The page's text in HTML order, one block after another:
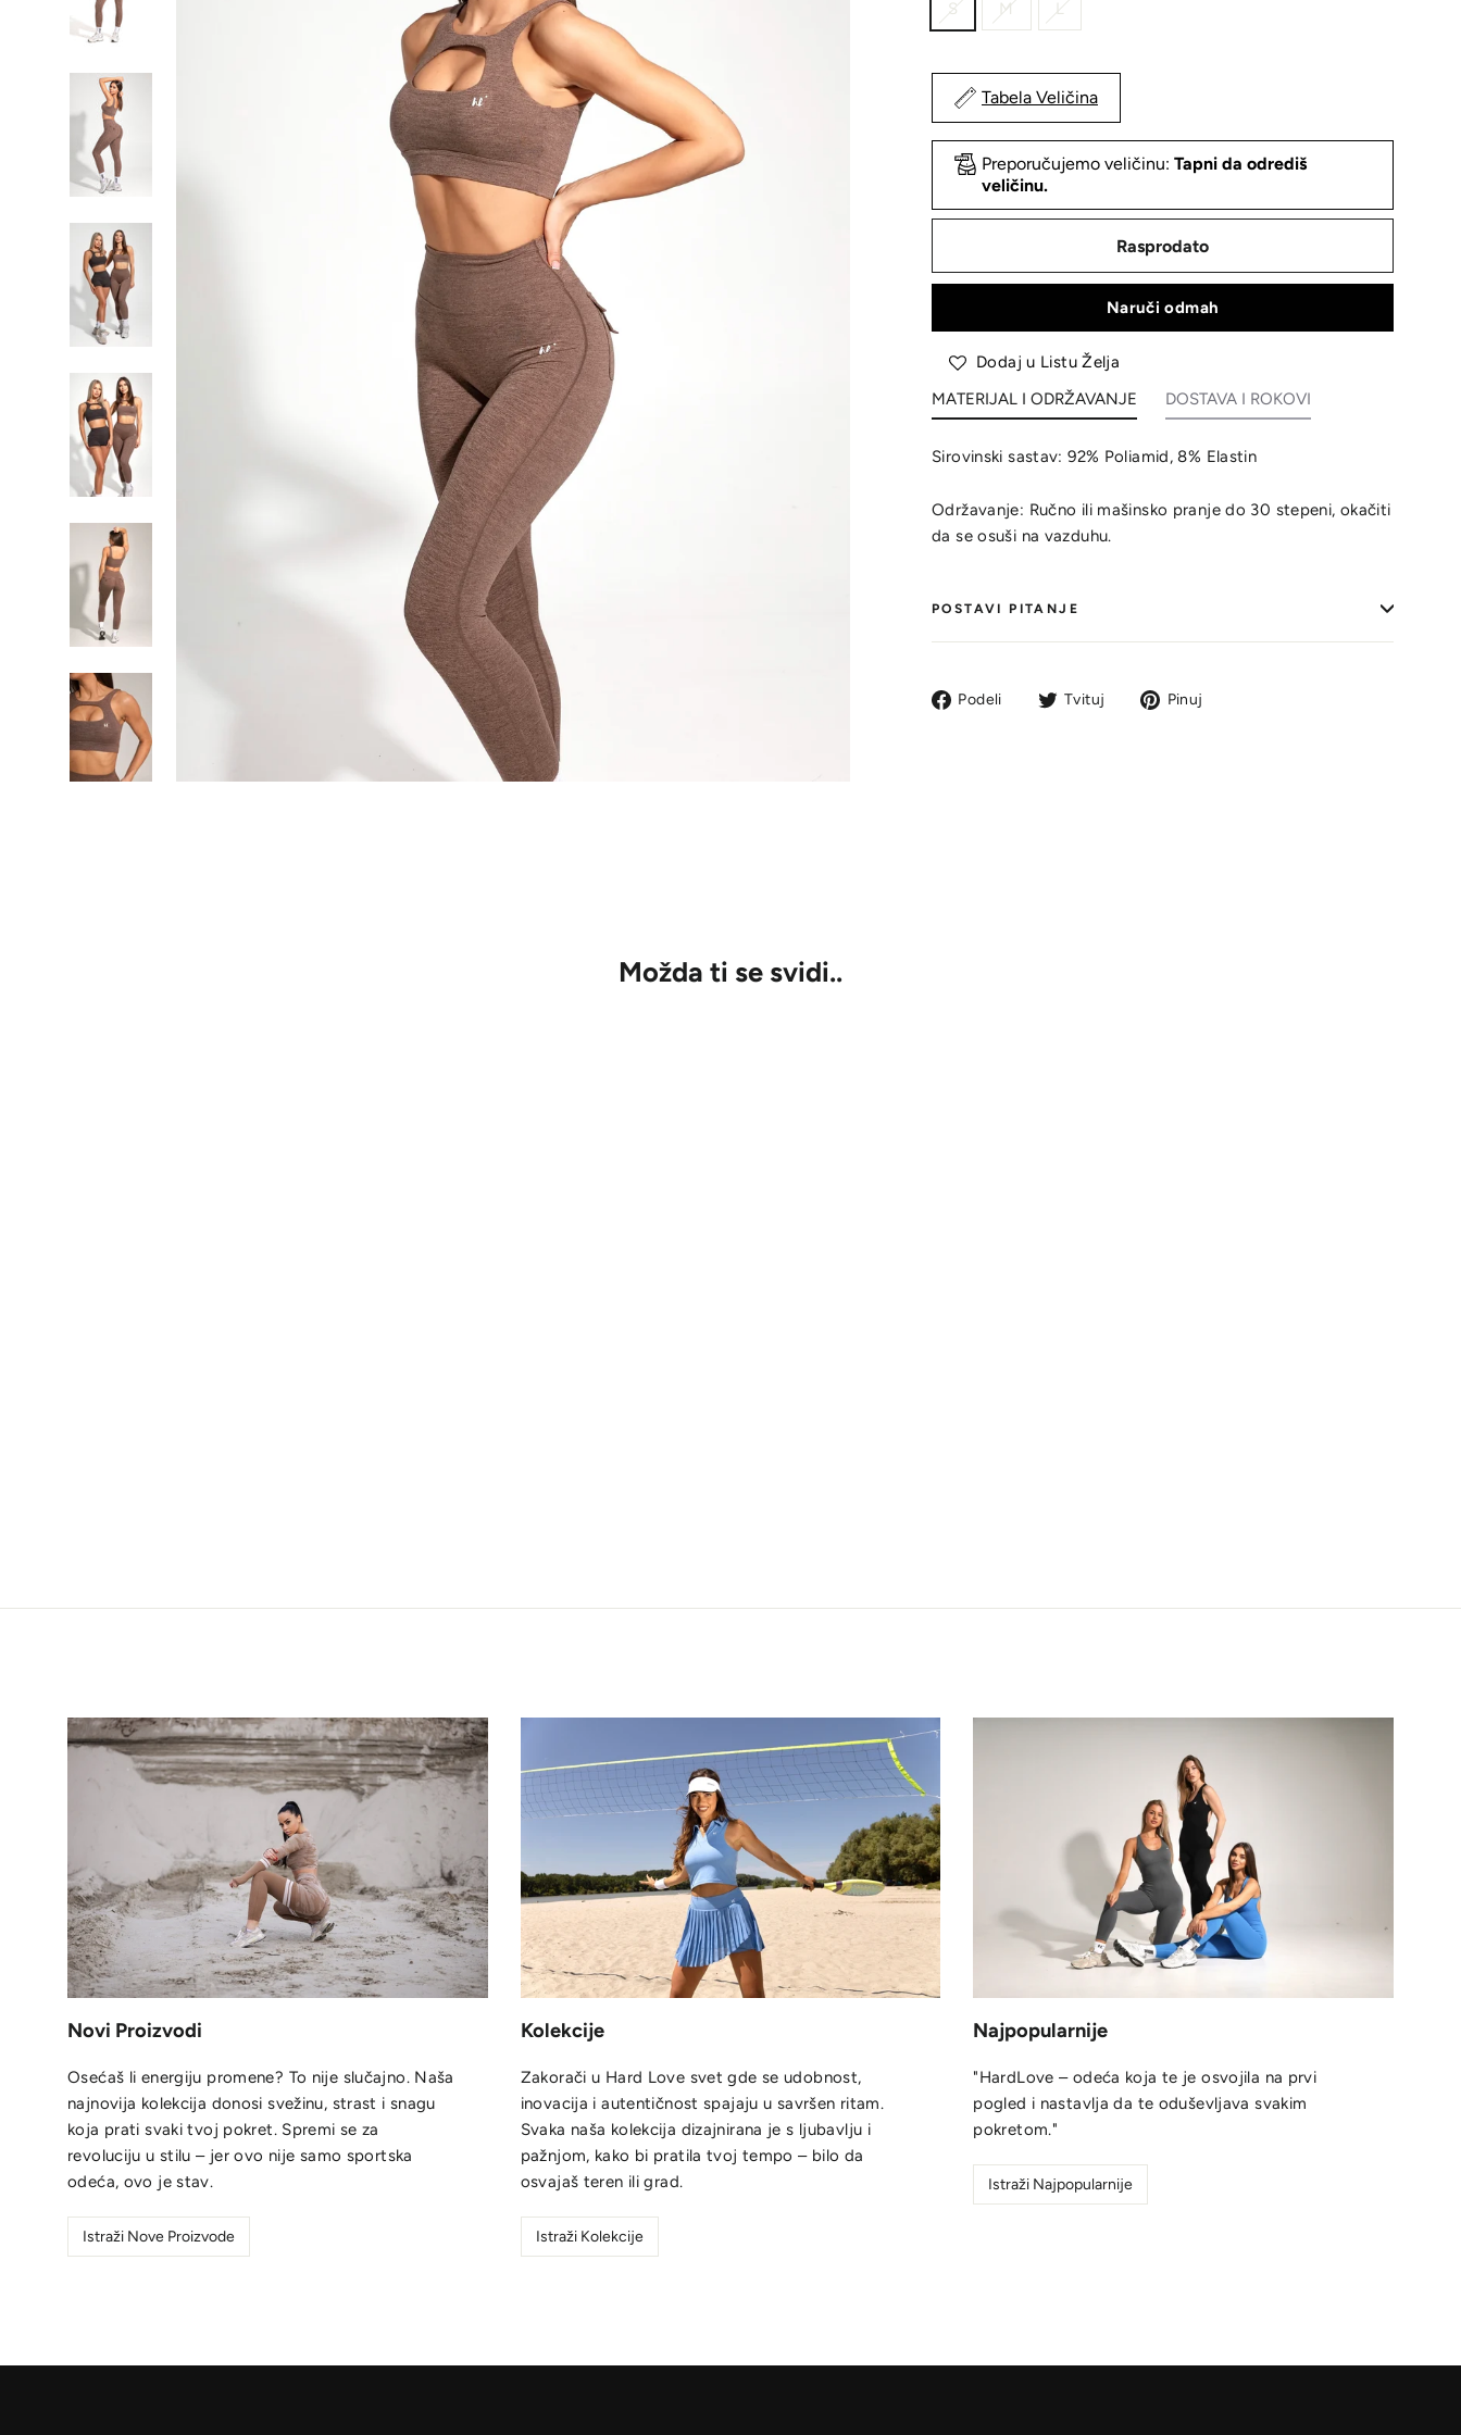
S M L
Tabela Veličina
Preporučujemo veličinu: Tapni da odrediš
veličinu.
Rasprodato
Naruči odmah
Dodaj u Listu Želja
MATERIJAL I ODRŽAVANJE
Sirovinski sastav: 92% Poliamid, 8% Elastin
Održavanje: Ručno ili mašinsko pranje do 30 stepeni, okačiti
da se osuši na vazduhu.
DOSTAVA I ROKOVI
POSTAVI PITANJE
Podeli
Podeli Tvituj
Tvit
Pinuj
Možda ti se svidi..
Novi Proizvodi
Osećaš li energiju promene? To nije slučajno. Naša
najnovija kolekcija donosi svežinu, strast i snagu
koja prati svaki tvoj pokret. Spremi se za
revoluciju u stilu – jer ovo nije samo sportska
odeća, ovo je stav.
Istraži Nove Proizvode
Kolekcije
Zakorači u Hard Love svet gde se udobnost,
inovacija i autentičnost spajaju u savršen ritam.
Svaka naša kolekcija dizajnirana je s ljubavlju i
pažnjom, kako bi pratila tvoj tempo – bilo da
osvajaš teren ili grad.
Istraži Kolekcije
Najpopularnije
"HardLove – odeća koja te je osvojila na prvi
pogled i nastavlja da te oduševljava svakim
pokretom."
Istraži Najpopularnije